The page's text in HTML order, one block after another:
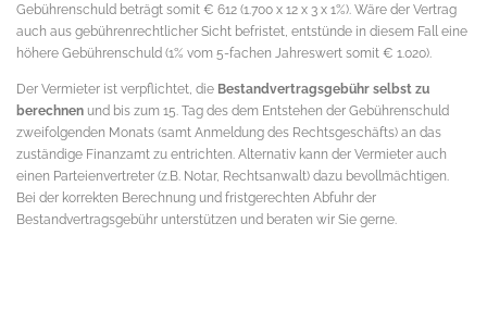
Gebührenschuld beträgt somit € 612 (1.700 x 12 x 3 x 1%). Wäre der Vertrag
auch aus gebührenrechtlicher Sicht befristet, entstünde in diesem Fall eine
höhere Gebührenschuld (1% vom 5-fachen Jahreswert somit € 1.020).
Der Vermieter ist verpflichtet, die Bestandvertragsgebühr selbst zu
berechnen und bis zum 15. Tag des dem Entstehen der Gebührenschuld
zweifolgenden Monats (samt Anmeldung des Rechtsgeschäfts) an das
zuständige Finanzamt zu entrichten. Alternativ kann der Vermieter auch
einen Parteienvertreter (z.B. Notar, Rechtsanwalt) dazu bevollmächtigen.
Bei der korrekten Berechnung und fristgerechten Abfuhr der
Bestandvertragsgebühr unterstützen und beraten wir Sie gerne.